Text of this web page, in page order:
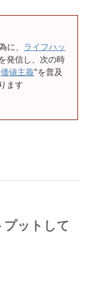
に、 ライフハッ
発信し、次の時
価値主義"を普及
ます
ットして